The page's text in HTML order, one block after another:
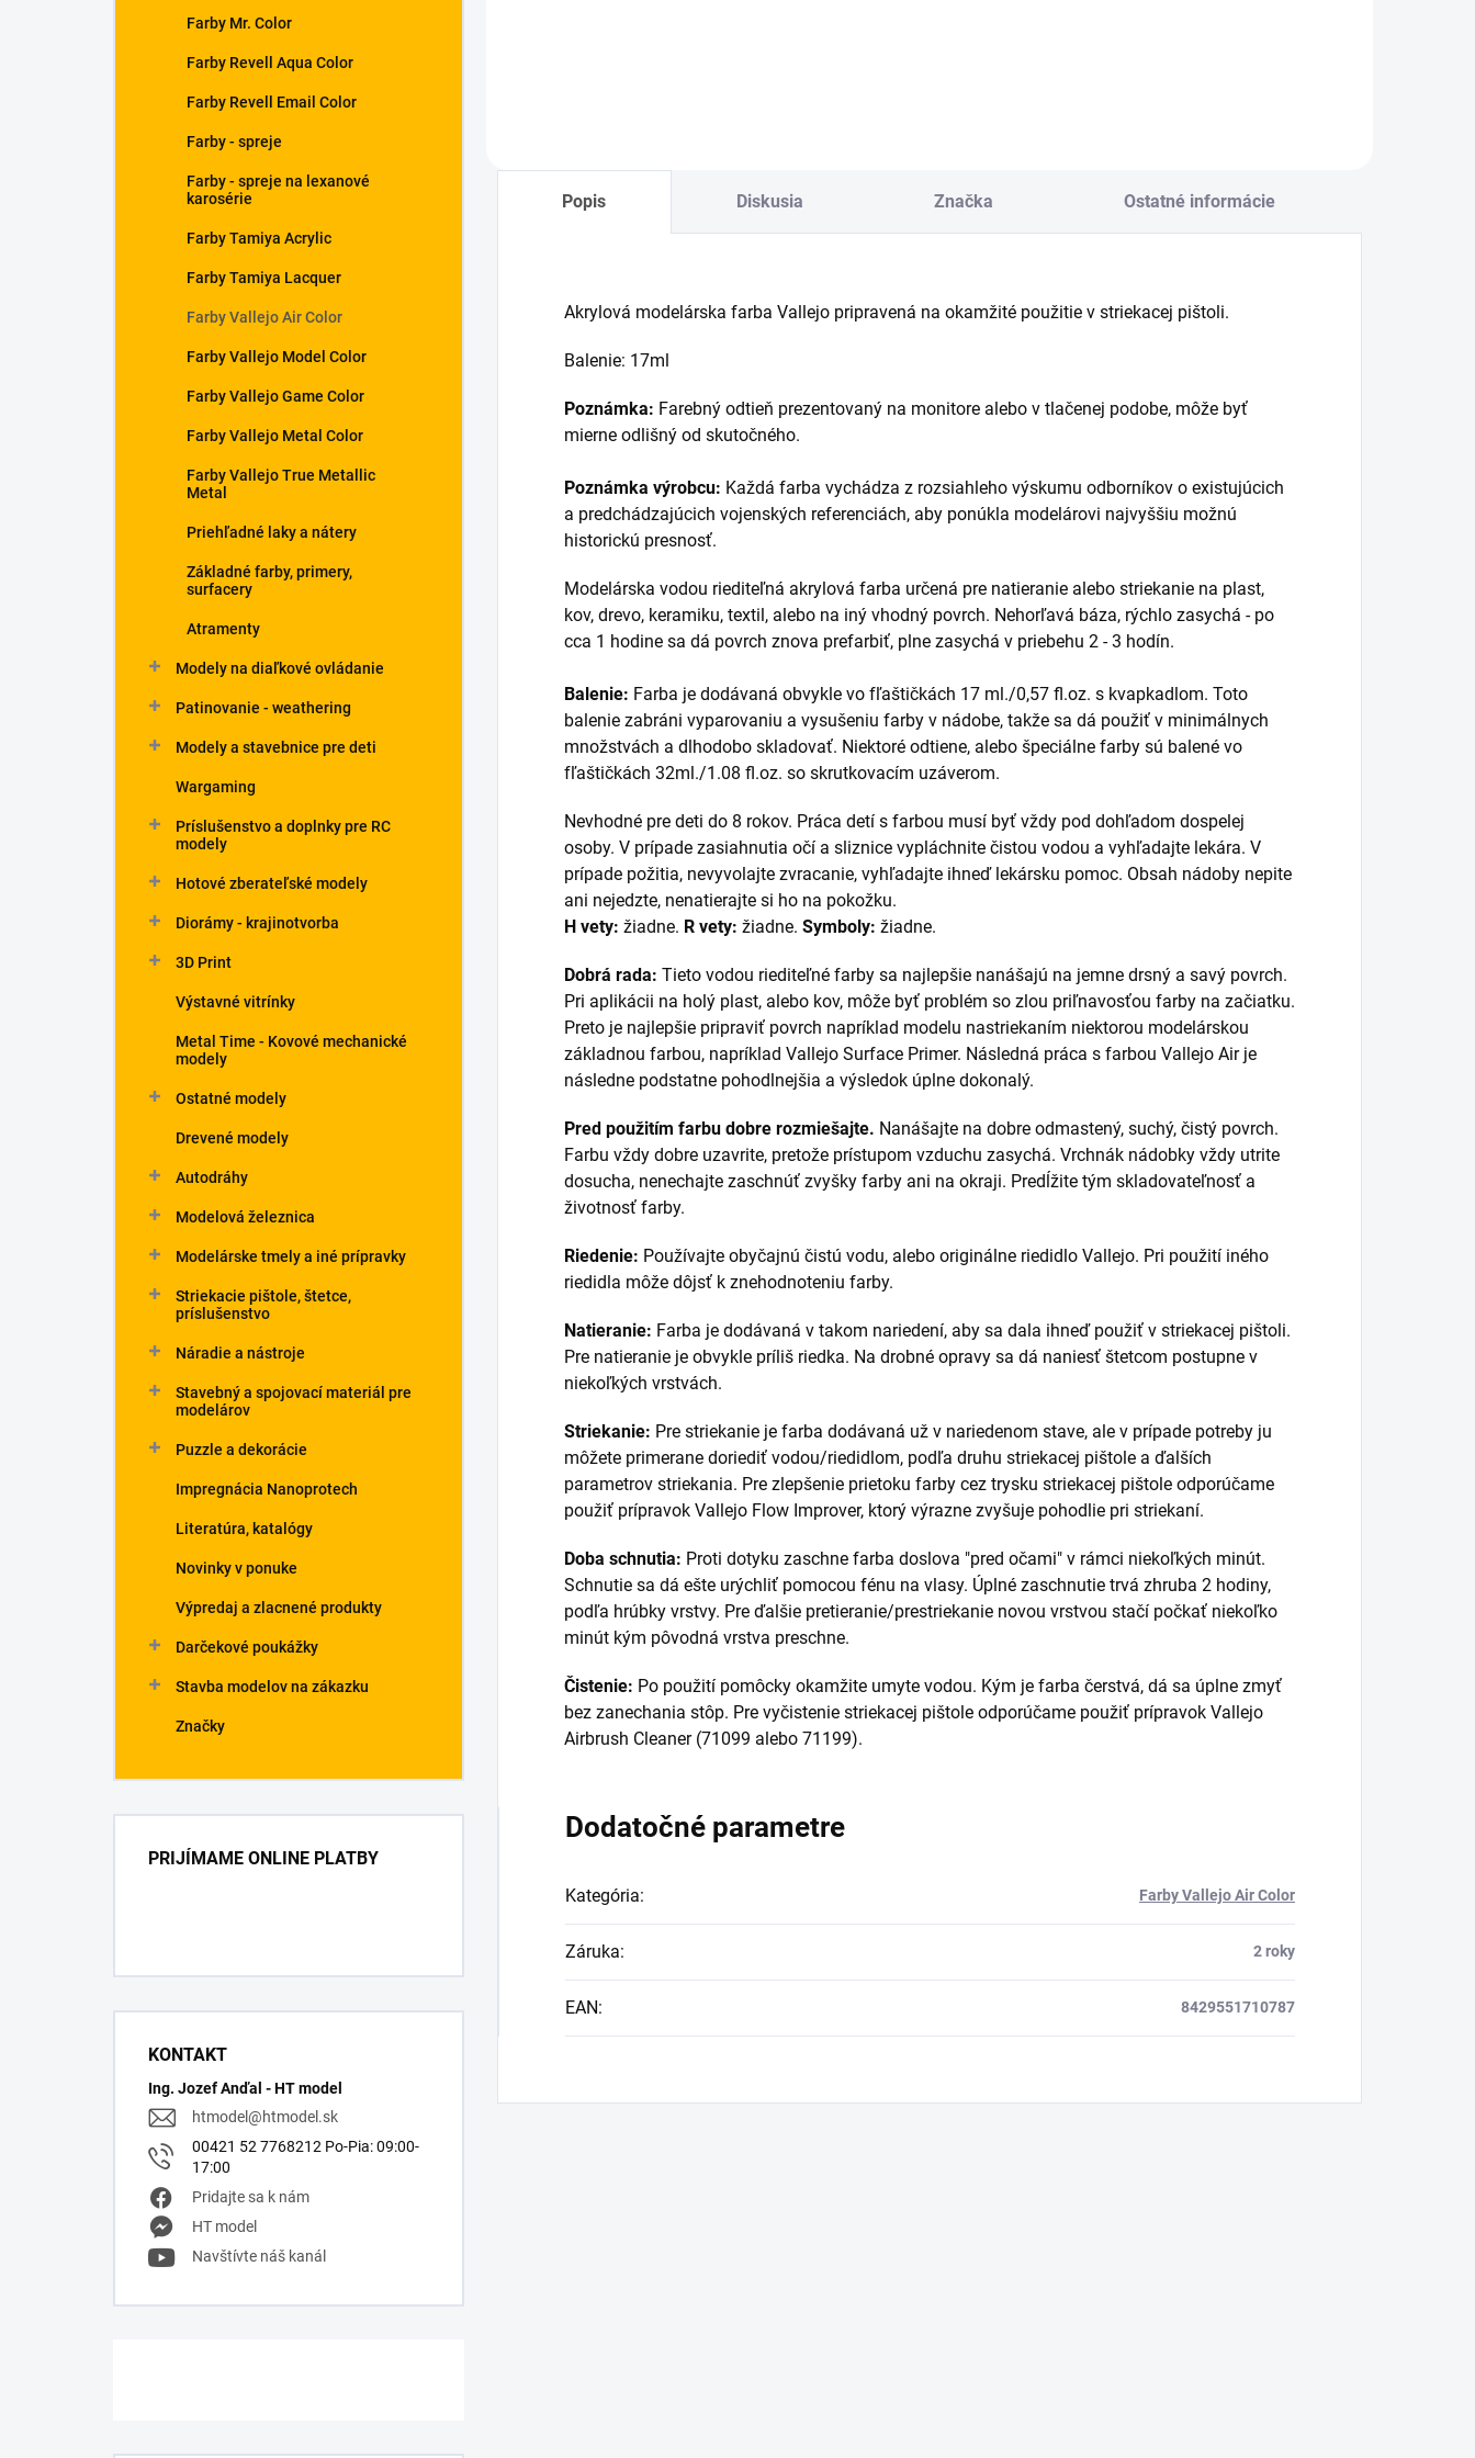
Farby Mr. Color
Farby Revell Aqua Color
Farby Revell Email Color
Farby - spreje
Farby - spreje na lexanové
karosérie
Farby Tamiya Acrylic
Farby Tamiya Lacquer
Farby Vallejo Air Color
Farby Vallejo Model Color
Farby Vallejo Game Color
Farby Vallejo Metal Color
Farby Vallejo True Metallic
Metal
Priehľadné laky a nátery
Základné farby, primery,
surfacery
Atramenty
Modely na diaľkové ovládanie
Patinovanie - weathering
Modely a stavebnice pre deti
Wargaming
Príslušenstvo a doplnky pre RC
modely
Hotové zberateľské modely
Diorámy - krajinotvorba
3D Print
Výstavné vitrínky
Metal Time - Kovové mechanické
modely
Ostatné modely
Drevené modely
Autodráhy
Modelová železnica
Modelárske tmely a iné prípravky
Striekacie pištole, štetce,
príslušenstvo
Náradie a nástroje
Stavebný a spojovací materiál pre
modelárov
Puzzle a dekorácie
Impregnácia Nanoprotech
Literatúra, katalógy
Novinky v ponuke
Výpredaj a zlacnené produkty
Darčekové poukážky
Stavba modelov na zákazku
Značky
PRIJÍMAME ONLINE PLATBY
KONTAKT
Ing. Jozef Anďal - HT model
htmodel@htmodel.sk
00421 52 7768212 Po-Pia: 09:00-
17:00
Pridajte sa k nám
HT model
Navštívte náš kanál
Popis Diskusia Značka Ostatné informácie
Akrylová modelárska farba Vallejo pripravená na okamžité použitie v striekacej pištoli.
Balenie: 17ml
Poznámka: Farebný odtieň prezentovaný na monitore alebo v tlačenej podobe, môže byť
mierne odlišný od skutočného.
Poznámka výrobcu: Každá farba vychádza z rozsiahleho výskumu odborníkov o existujúcich
a predchádzajúcich vojenských referenciách, aby ponúkla modelárovi najvyššiu možnú
historickú presnosť.
Modelárska vodou riediteľná akrylová farba určená pre natieranie alebo striekanie na plast,
kov, drevo, keramiku, textil, alebo na iný vhodný povrch. Nehorľavá báza, rýchlo zasychá - po
cca 1 hodine sa dá povrch znova prefarbiť, plne zasychá v priebehu 2 - 3 hodín.
Balenie: Farba je dodávaná obvykle vo fľaštičkách 17 ml./0,57 fl.oz. s kvapkadlom. Toto
balenie zabráni vyparovaniu a vysušeniu farby v nádobe, takže sa dá použiť v minimálnych
množstvách a dlhodobo skladovať. Niektoré odtiene, alebo špeciálne farby sú balené vo
fľaštičkách 32ml./1.08 fl.oz. so skrutkovacím uzáverom.
Nevhodné pre deti do 8 rokov. Práca detí s farbou musí byť vždy pod dohľadom dospelej
osoby. V prípade zasiahnutia očí a sliznice vypláchnite čistou vodou a vyhľadajte lekára. V
prípade požitia, nevyvolajte zvracanie, vyhľadajte ihneď lekársku pomoc. Obsah nádoby nepite
ani nejedzte, nenatierajte si ho na pokožku.
H vety: žiadne. R vety: žiadne. Symboly: žiadne.
Dobrá rada: Tieto vodou riediteľné farby sa najlepšie nanášajú na jemne drsný a savý povrch.
Pri aplikácii na holý plast, alebo kov, môže byť problém so zlou priľnavosťou farby na začiatku.
Preto je najlepšie pripraviť povrch napríklad modelu nastriekaním niektorou modelárskou
základnou farbou, napríklad Vallejo Surface Primer. Následná práca s farbou Vallejo Air je
následne podstatne pohodlnejšia a výsledok úplne dokonalý.
Pred použitím farbu dobre rozmiešajte. Nanášajte na dobre odmastený, suchý, čistý povrch.
Farbu vždy dobre uzavrite, pretože prístupom vzduchu zasychá. Vrchnák nádobky vždy utrite
dosucha, nenechajte zaschnúť zvyšky farby ani na okraji. Predĺžite tým skladovateľnosť a
životnosť farby.
Riedenie: Používajte obyčajnú čistú vodu, alebo originálne riedidlo Vallejo. Pri použití iného
riedidla môže dôjsť k znehodnoteniu farby.
Natieranie: Farba je dodávaná v takom nariedení, aby sa dala ihneď použiť v striekacej pištoli.
Pre natieranie je obvykle príliš riedka. Na drobné opravy sa dá naniesť štetcom postupne v
niekoľkých vrstvách.
Striekanie: Pre striekanie je farba dodávaná už v nariedenom stave, ale v prípade potreby ju
môžete primerane doriediť vodou/riedidlom, podľa druhu striekacej pištole a ďalších
parametrov striekania. Pre zlepšenie prietoku farby cez trysku striekacej pištole odporúčame
použiť prípravok Vallejo Flow Improver, ktorý výrazne zvyšuje pohodlie pri striekaní.
Doba schnutia: Proti dotyku zaschne farba doslova "pred očami" v rámci niekoľkých minút.
Schnutie sa dá ešte urýchliť pomocou fénu na vlasy. Úplné zaschnutie trvá zhruba 2 hodiny,
podľa hrúbky vrstvy. Pre ďalšie pretieranie/prestriekanie novou vrstvou stačí počkať niekoľko
minút kým pôvodná vrstva preschne.
Čistenie: Po použití pomôcky okamžite umyte vodou. Kým je farba čerstvá, dá sa úplne zmyť
bez zanechania stôp. Pre vyčistenie striekacej pištole odporúčame použiť prípravok Vallejo
Airbrush Cleaner (71099 alebo 71199).
Dodatočné parametre
Kategória: Farby Vallejo Air Color
Záruka: 2 roky
EAN: 8429551710787